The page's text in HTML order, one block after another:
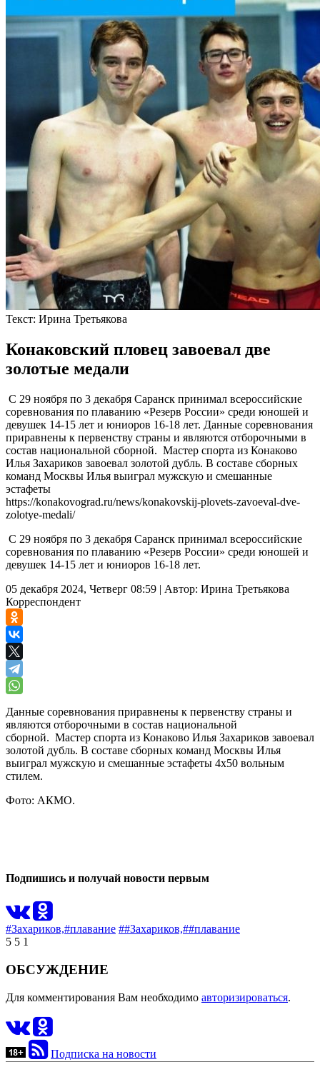
Текст: Ирина Третьякова
Конаковский пловец завоевал две
золотые медали
С 29 ноября по 3 декабря Саранск принимал всероссийские
соревнования по плаванию «Резерв России» среди юношей и
девушек 14-15 лет и юниоров 16-18 лет. Данные соревнования
приравнены к первенству страны и являются отборочными в
состав национальной сборной. Мастер спорта из Конаково
Илья Захариков завоевал золотой дубль. В составе сборных
команд Москвы Илья выиграл мужскую и смешанные
эстафеты
https://konakovograd.ru/news/konakovskij-plovets-zavoeval-dve-
zolotye-medali/
С 29 ноября по 3 декабря Саранск принимал всероссийские
соревнования по плаванию «Резерв России» среди юношей и
девушек 14-15 лет и юниоров 16-18 лет.
05 декабря 2024, Четверг 08:59 | Автор: Ирина Третьякова
Корреспондент
Данные соревнования приравнены к первенству страны и
являются отборочными в состав национальной
сборной. Мастер спорта из Конаково Илья Захариков завоевал
золотой дубль. В составе сборных команд Москвы Илья
выиграл мужскую и смешанные эстафеты 4х50 вольным
стилем.
Фото: АКМО.
Подпишись и получай новости первым
#Захариков,#плавание ##Захариков,##плавание
5 5 1
ОБСУЖДЕНИЕ
Для комментирования Вам необходимо авторизироваться.
Подписка на новости